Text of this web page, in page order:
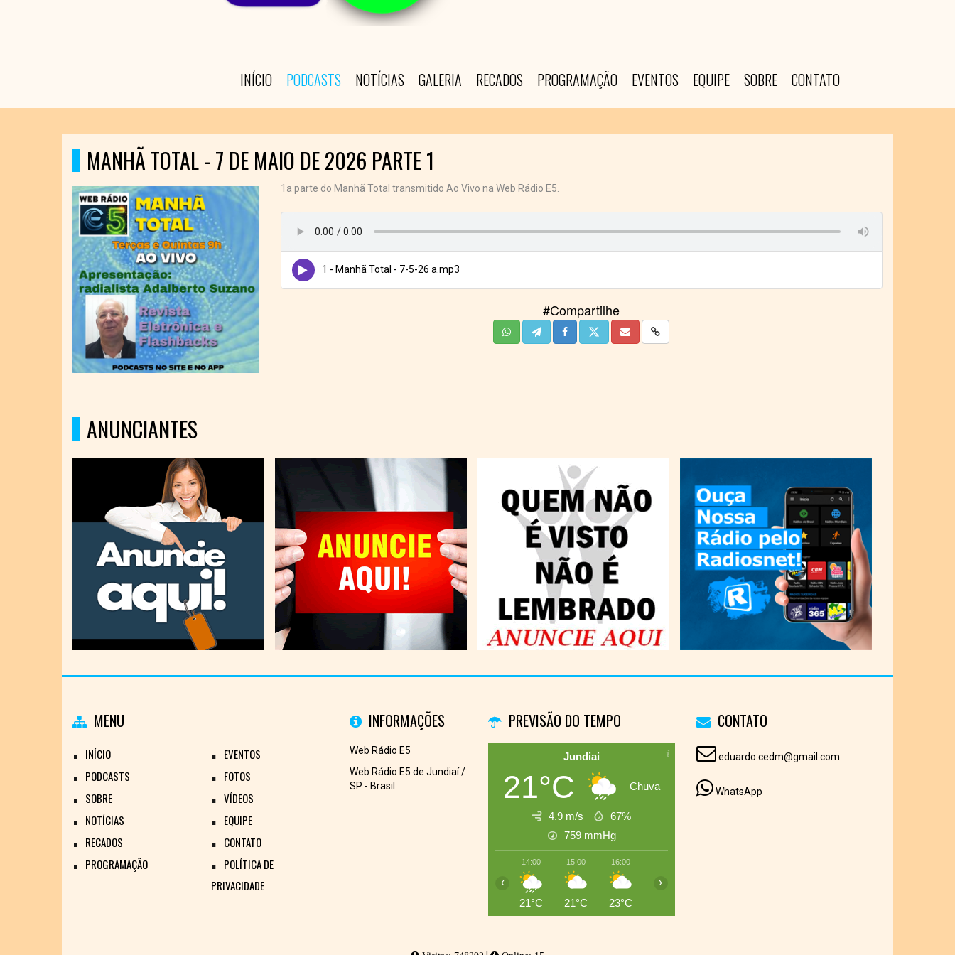
INÍCIO PODCASTS NOTÍCIAS GALERIA RECADOS PROGRAMAÇÃO EVENTOS EQUIPE SOBRE CONTATO
MANHÃ TOTAL - 7 DE MAIO DE 2026 PARTE 1
1a parte do Manhã Total transmitido Ao Vivo na Web Rádio E5.
1 - Manhã Total - 7-5-26 a.mp3
#Compartilhe
ANUNCIANTES
MENU
INÍCIO
PODCASTS
SOBRE
NOTÍCIAS
RECADOS
PROGRAMAÇÃO
EVENTOS
FOTOS
VÍDEOS
EQUIPE
CONTATO
POLÍTICA DE
PRIVACIDADE
INFORMAÇÕES
Web Rádio E5
Web Rádio E5 de Jundiaí /
SP - Brasil.
PREVISÃO DO TEMPO
Jundiai
21°C Chuva
4.9 m/s
67%
759 mmHg
14:00
21°C
15:00
21°C
16:00
23°C
‹ ›
CONTATO
eduardo.cedm@gmail.com
WhatsApp